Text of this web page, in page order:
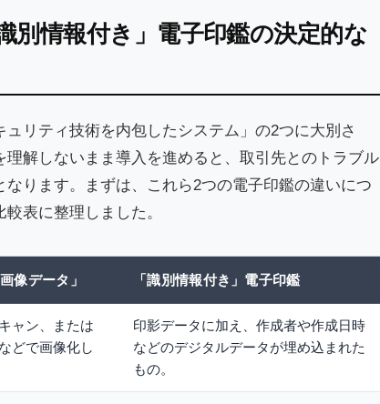
別情報付き」電子印鑑の決定的な
リティ技術を内包したシステム」の2つに大別さ
解しないまま導入を進めると、取引先とのトラブル
ります。まずは、これら2つの電子印鑑の違いにつ
表に整理しました。
像データ」 「識別情報付き」電子印鑑
ャン、または
どで画像化し
印影データに加え、作成者や作成日時
などのデジタルデータが埋め込まれた
もの。